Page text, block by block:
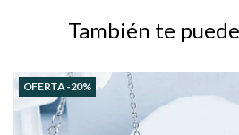
También te
OFERTA -20%